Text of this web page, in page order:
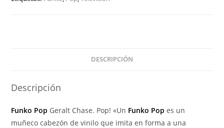
DESCRIPCIÓN
Descripción
Funko Pop Geralt Chase. Pop! «Un Funko Pop es un
muñeco cabezón de vinilo que imita en forma a una